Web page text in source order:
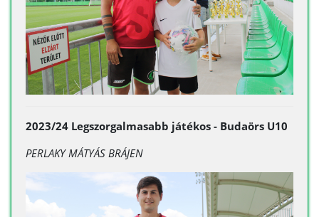
2023/24 Legszorgalmasabb játékos - Budaörs U10
PERLAKY MÁTYÁS BRÁJEN